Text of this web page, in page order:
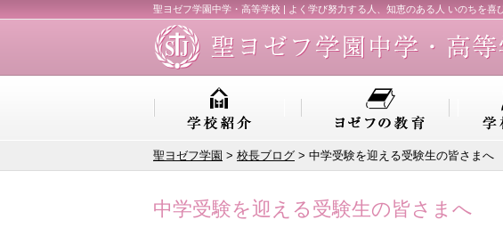
聖ヨゼフ学園中学・高等学校 | よく学び努力する人、知恵のある人 いのちを喜
聖ヨゼフ学園 > 校長ブログ > 中学受験を迎える受験生の皆さまへ
中学受験を迎える受験生の皆さまへ